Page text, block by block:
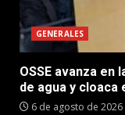
GENERALES
OSSE avanza
de agua y cloaca
6 de agosto de 2026